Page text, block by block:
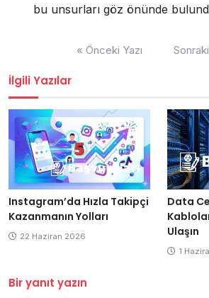
bu unsurları göz önünde
« Önceki Yazı
İlgili Yazılar
Instagram’da Hızla Takipçi
Kazanmanın Yolları
22 Haziran 2026
Data
Ulaşın
1
Bir yanıt yazın